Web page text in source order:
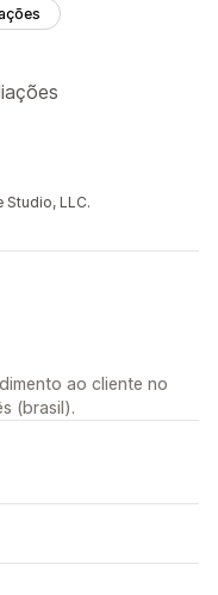
LLC.
ao cliente no
(brasil).